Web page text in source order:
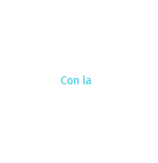
Con la